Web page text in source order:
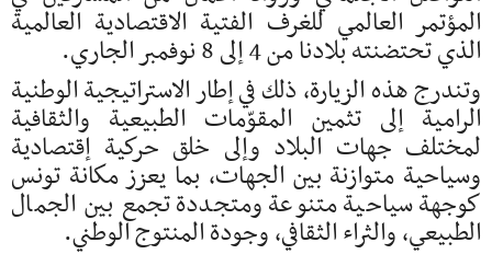
المؤتمر العالمي للغرف الفتية الاقتصادية العالمية
الذي تحتضنته بلادنا من 4 إلى 8 نوفمبر الجاري.
وتندرج هذه الزيارة، ذلك في إطار الاستراتيجية الوطنية
الرامية إلى تثمين المقوّمات الطبيعية والثقافية
لمختلف جهات البلاد وإلى خلق حركية إقتصادية
وسياحية متوازنة بين الجهات، بما يعزز مكانة تونس
كوجهة سياحية متنوعة ومتجددة تجمع بين الجمال
الطبيعي، والثراء الثقافي، وجودة المنتوج الوطني.